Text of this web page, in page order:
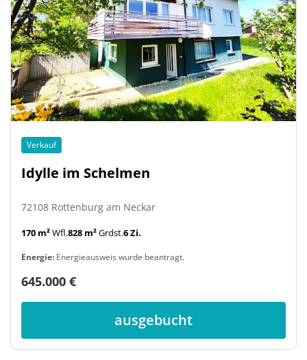
Verkauf
Idylle im Schelmen
72108 Rottenburg am Neckar
170 m²Wfl.828 m²Grdst.6 Zi.
Energie: Energieausweis wurde beantragt.
645.000 €
ausgebucht